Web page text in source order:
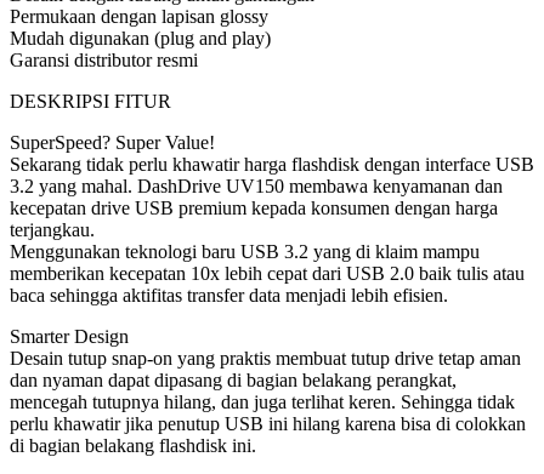
Permukaan dengan lapisan glossy
Mudah digunakan (plug and play)
Garansi distributor resmi
DESKRIPSI FITUR
SuperSpeed? Super Value!
Sekarang tidak perlu khawatir harga flashdisk dengan interface USB
3.2 yang mahal. DashDrive UV150 membawa kenyamanan dan
kecepatan drive USB premium kepada konsumen dengan harga
terjangkau.
Menggunakan teknologi baru USB 3.2 yang di klaim mampu
memberikan kecepatan 10x lebih cepat dari USB 2.0 baik tulis atau
baca sehingga aktifitas transfer data menjadi lebih efisien.
Smarter Design
Desain tutup snap-on yang praktis membuat tutup drive tetap aman
dan nyaman dapat dipasang di bagian belakang perangkat,
mencegah tutupnya hilang, dan juga terlihat keren. Sehingga tidak
perlu khawatir jika penutup USB ini hilang karena bisa di colokkan
di bagian belakang flashdisk ini.